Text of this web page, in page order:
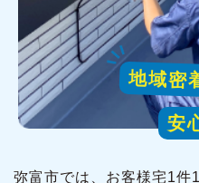
地域密
安
弥富市では、お客様宅1件